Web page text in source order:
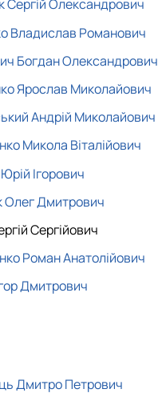
Сергій Олександрович
Владислав Романович
Богдан Олександрович
Ярослав Миколайович
Андрій Миколайович
Микола Віталійович
Ігорович
Дмитрович
Сергійович
Роман Анатолійович
Дмитрович
Дмитро Петрович